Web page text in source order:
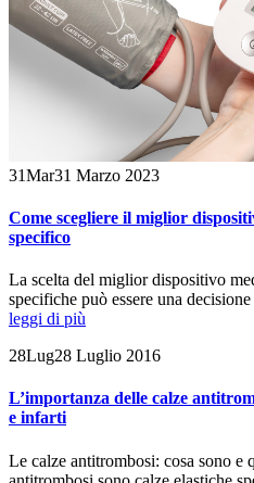
31Mar31 Marzo 2023
Come scegliere il miglior
specifico
La scelta del miglior dispositivo
specifiche può essere una
leggi di più
28Lug28 Luglio 2016
L’importanza delle calze
e infarti
Le calze antitrombosi: cosa sono e